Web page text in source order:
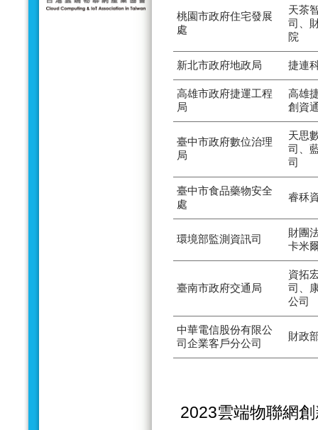
桃園市政府住宅發展
處
天茶
司、
院
新北市政府地政局 捷連
高雄市政府捷運工程
局
高雄
創資
臺中市政府數位治理
局
天思
司、
司
臺中市食品藥物安全
處
睿秝
環境部監測資訊司
財團
卡米
臺南市政府交通局
資拓
司、
公司
中華電信股份有限公
司企業客戶分公司
財政
2023雲端物聯網